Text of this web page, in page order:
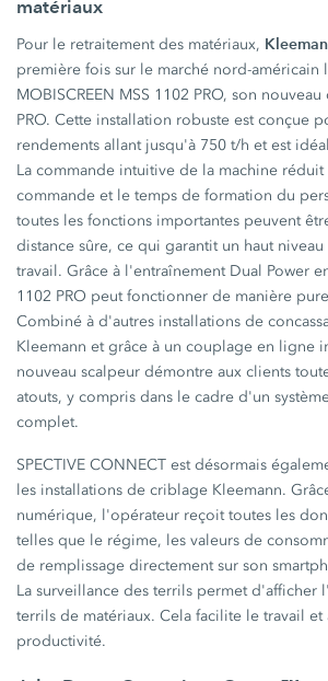
matériaux
Pour le retraitement des matériaux,
première fois sur le marché nord-américain
MOBISCREEN MSS 1102 PRO, son
PRO. Cette installation robuste est conçue
rendements allant jusqu'à 750 t/h et est
La commande intuitive de la machine
commande et le temps de formation du
toutes les fonctions importantes peuvent
distance sûre, ce qui garantit un haut
travail. Grâce à l'entraînement Dual Power
1102 PRO peut fonctionner de manière
Combiné à d'autres installations de
Kleemann et grâce à un couplage en ligne
nouveau scalpeur démontre aux clients
atouts, y compris dans le cadre d'un
complet.
SPECTIVE CONNECT est désormais
les installations de criblage Kleemann.
numérique, l'opérateur reçoit toutes les
telles que le régime, les valeurs de
de remplissage directement sur son
La surveillance des terrils permet d'afficher
terrils de matériaux. Cela facilite le travail et
productivité.